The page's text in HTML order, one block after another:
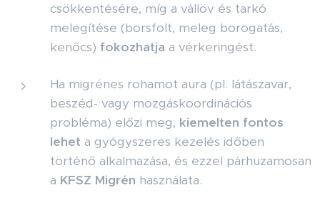
csökkentésére, míg a vállöv és tarkó
melegítése (borsfolt, meleg borogatás,
kenőcs) fokozhatja a vérkeringést.
Ha migrénes rohamot aura (pl. látászavar,
beszéd- vagy mozgáskoordinációs
probléma) előzi meg, kiemelten fontos
lehet a gyógyszeres kezelés időben
történő alkalmazása, és ezzel párhuzamosan
a KFSZ Migrén használata.